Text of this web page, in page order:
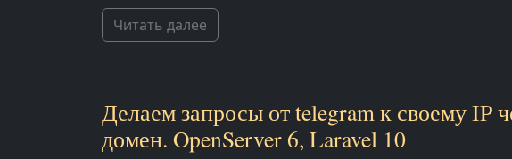
Читать далее
Делаем запросы от telegram к своему IP
домен. OpenServer 6, Laravel 10